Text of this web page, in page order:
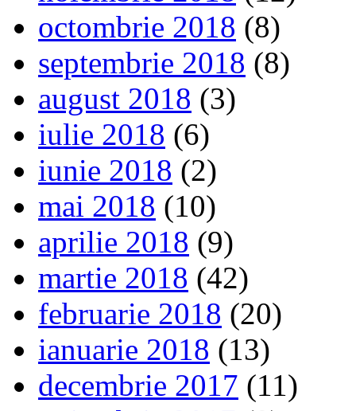
octombrie 2018 (8)
septembrie 2018 (8)
august 2018 (3)
iulie 2018 (6)
iunie 2018 (2)
mai 2018 (10)
aprilie 2018 (9)
martie 2018 (42)
februarie 2018 (20)
ianuarie 2018 (13)
decembrie 2017 (11)